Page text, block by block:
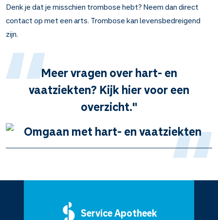
Denk je dat je misschien trombose hebt? Neem dan direct
contact op met een arts. Trombose kan levensbedreigend
zijn.
Meer vragen over hart- en
vaatziekten? Kijk hier voor een
overzicht."
ServiceApotheek